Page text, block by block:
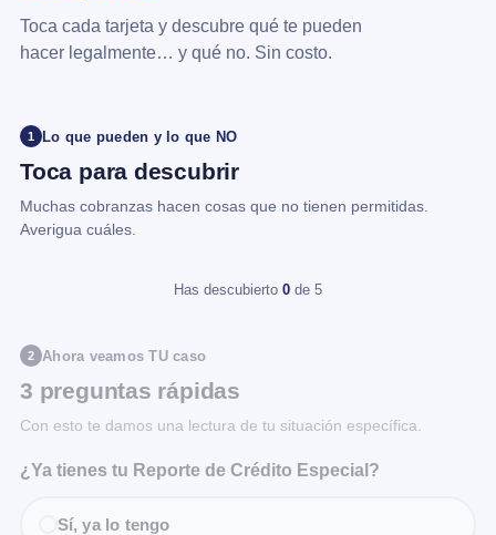
Toca cada tarjeta y descubre qué te pueden
hacer legalmente… y qué no. Sin costo.
1 Lo que pueden y lo que NO
Toca para descubrir
Muchas cobranzas hacen cosas que no tienen permitidas.
Averigua cuáles.
Has descubierto 0 de 5
2 Ahora veamos TU caso
3 preguntas rápidas
Con esto te damos una lectura de tu situación específica.
¿Ya tienes tu Reporte de Crédito Especial?
Sí, ya lo tengo